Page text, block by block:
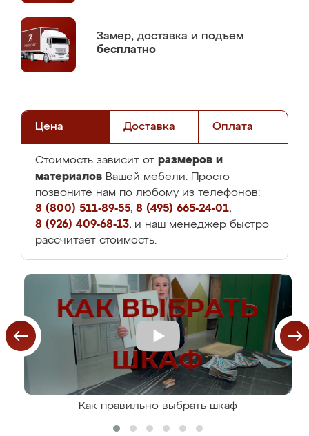
Замер, доставка и подъем
бесплатно
Цена Доставка Оплата
Стоимость зависит от размеров и
материалов Вашей мебели. Просто
позвоните нам по любому из телефонов:
8 (800) 511-89-55, 8 (495) 665-24-01,
8 (926) 409-68-13, и наш менеджер быстро
рассчитает стоимость.
Как правильно выбрать шкаф